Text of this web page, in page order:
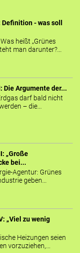
Definition - was soll
Was heißt „Grünes
man darunter?...
Die Argumente der...
darf bald nicht
– die...
„Große
bei...
Agentur: Grünes
geben...
„Viel zu wenig
Heizungen seien
vorzuziehen,...